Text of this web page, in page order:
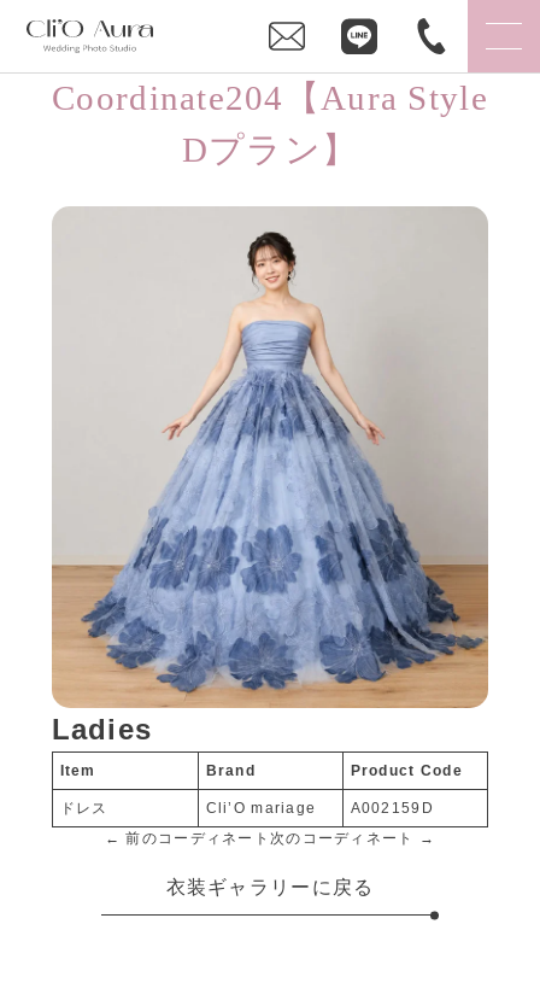
Coordinate204【Aura Style
Dプラン】
Ladies
Item Brand Product Code
ドレス Cli’O mariage
A002159D
← 前のコーディネート 次のコーディネート →
衣装ギャラリーに戻る